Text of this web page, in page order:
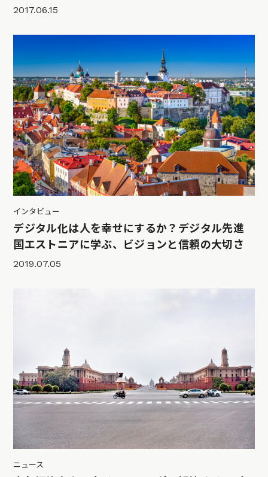
2017.06.15
インタビュー
デジタル化は人を幸せにするか？デジタル先進
国エストニアに学ぶ、ビジョンと信頼の大切さ
2019.07.05
ニュース